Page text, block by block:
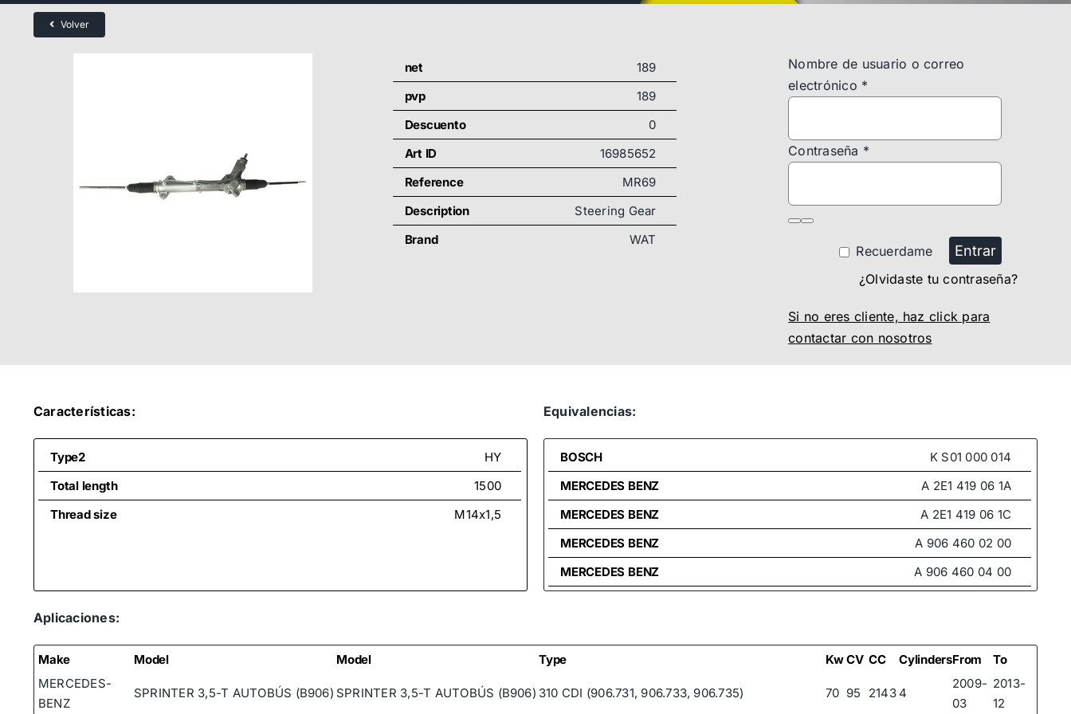
Volver
net
189
pvp
189
Descuento
0
Art ID
16985652
Reference
MR69
Description
Steering Gear
Brand
WAT
Nombre de usuario o correo
electrónico *
Contraseña *
Recuerdame Entrar
¿Olvidaste tu contraseña?
Si no eres cliente, haz click para
contactar con nosotros
Características:
Type2
HY
Total length
1500
Thread size
M14x1,5
Equivalencias:
BOSCH
K S01 000 014
MERCEDES BENZ
A 2E1 419 06 1A
MERCEDES BENZ
A 2E1 419 06 1C
MERCEDES BENZ
A 906 460 02 00
MERCEDES BENZ
A 906 460 04 00
MERCEDES BENZ
A 906 460 08 00
MERCEDES BENZ
A 906 460 13 00
Aplicaciones:
Make Model Model Type KwCV CC CylindersFrom
To
MERCEDES-
BENZ
SPRINTER 3,5-T AUTOBÚS (B906) SPRINTER 3,5-T AUTOBÚS (B906) 310 CDI (906.731, 906.733, 906.735) 70 95 2143 4
2009-
03
2013-
12